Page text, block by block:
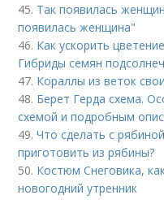
45. Так появилась
появилась женщина"
46. Как ускорить
Гибриды семян
47. Кораллы из веток
48. Берет Герда схема.
схемой и подробным
49.Что сделать с
приготовить из рябины?
50. Костюм Снеговика,
новогодний утренник